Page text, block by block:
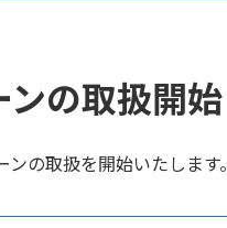
ンの取扱開始
の取扱を開始いたします。